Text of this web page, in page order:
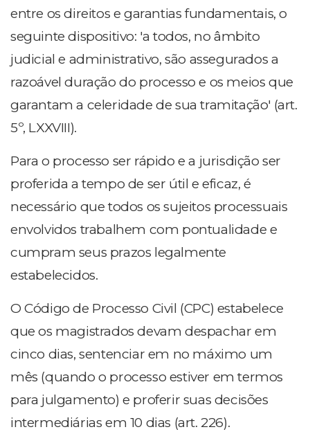
entre os direitos e garantias fundamentais, o
seguinte dispositivo: 'a todos, no âmbito
judicial e administrativo, são assegurados a
razoável duração do processo e os meios que
garantam a celeridade de sua tramitação' (art.
5º, LXXVIII).
Para o processo ser rápido e a jurisdição ser
proferida a tempo de ser útil e eficaz, é
necessário que todos os sujeitos processuais
envolvidos trabalhem com pontualidade e
cumpram seus prazos legalmente
estabelecidos.
O Código de Processo Civil (CPC) estabelece
que os magistrados devam despachar em
cinco dias, sentenciar em no máximo um
mês (quando o processo estiver em termos
para julgamento) e proferir suas decisões
intermediárias em 10 dias (art. 226).